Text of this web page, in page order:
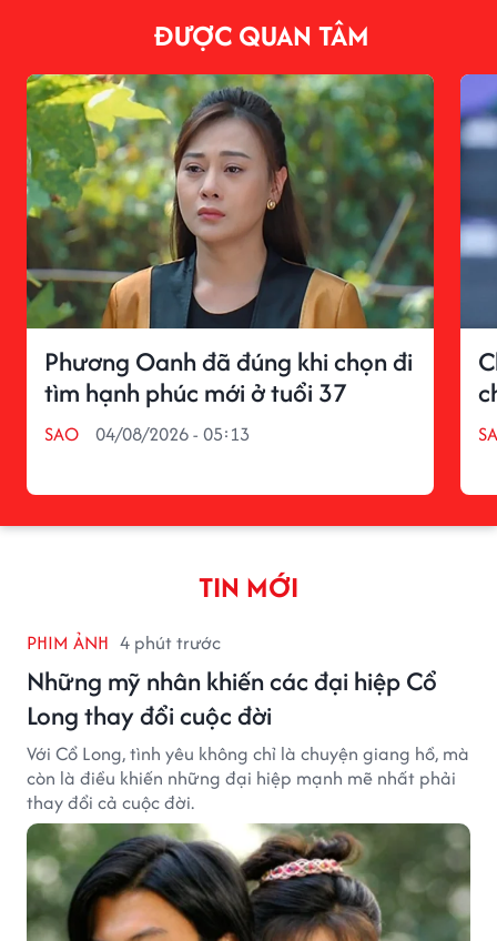
ĐƯỢC QUAN TÂM
Phương Oanh đã đúng khi chọn đi
tìm hạnh phúc mới ở tuổi 37
SAO 04/08/2026 - 05:13
TIN MỚI
PHIM ẢNH 4 phút trước
Những mỹ nhân khiến các đại hiệp Cổ
Long thay đổi cuộc đời
Với Cổ Long, tình yêu không chỉ là chuyện giang hồ, mà
còn là điều khiến những đại hiệp mạnh mẽ nhất phải
thay đổi cả cuộc đời.